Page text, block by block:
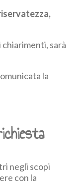
sarà
la
negli scopi
con la